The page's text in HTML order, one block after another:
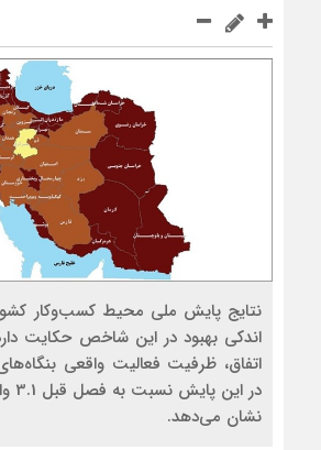
نتایج پایش ملی محیط کسب‌وکار
اندکی بهبود در این شاخص حکایت
اتفاق، ظرفیت فعالیت واقعی
نشان می‌دهد.